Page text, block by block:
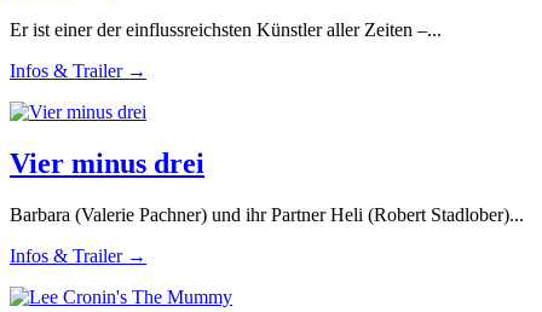
Er ist einer der einflussreichsten Künstler aller Zeiten –...
Infos & Trailer →
Vier minus drei
Barbara (Valerie Pachner) und ihr Partner Heli (Robert Stadlober)...
Infos & Trailer →